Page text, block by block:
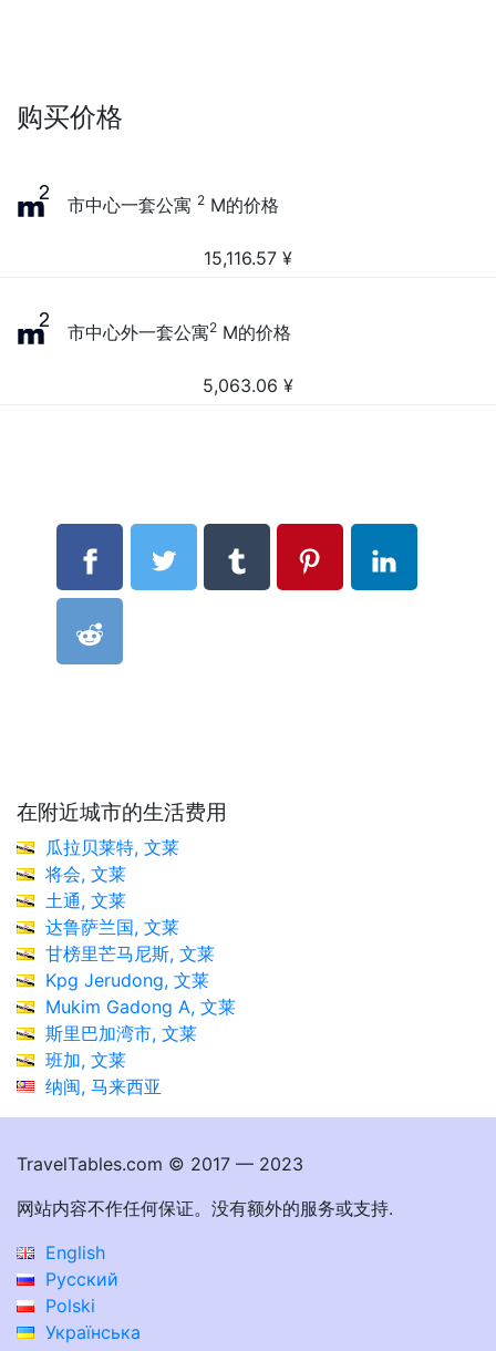
购买价格
市中心一套公寓 2 M的价格
15,116.57 ¥
市中心外一套公寓2 M的价格
5,063.06 ¥
在附近城市的生活费用
瓜拉贝莱特, 文莱
将会, 文莱
土通, 文莱
达鲁萨兰国, 文莱
甘榜里芒马尼斯, 文莱
Kpg Jerudong, 文莱
Mukim Gadong A, 文莱
斯里巴加湾市, 文莱
班加, 文莱
纳闽, 马来西亚
TravelTables.com © 2017 — 2023
网站内容不作任何保证。没有额外的服务或支持.
English
Русский
Polski
Українська